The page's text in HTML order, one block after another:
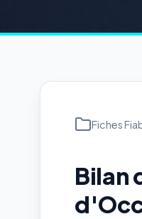
Fiches
Bilan